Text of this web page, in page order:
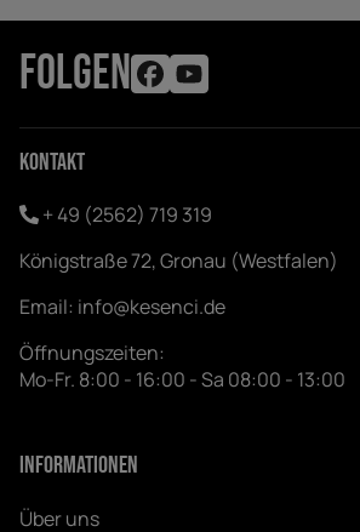
FOLGEN
Kontakt
+ 49 (2562) 719 319
Königstraße 72, Gronau (Westfalen)
Email: info@kesenci.de
Öffnungszeiten:
Mo-Fr. 8:00 - 16:00 - Sa 08:00 - 13:00
Informationen
Über uns